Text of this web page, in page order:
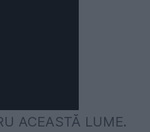
ACEASTĂ LUME.